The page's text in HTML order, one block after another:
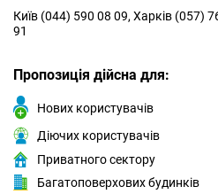
Київ (044) 590 08 09, Харків (057)
91
Пропозиція дійсна для:
Нових користувачів
Діючих користувачів
Приватного сектору
Багатоповерхових будинків